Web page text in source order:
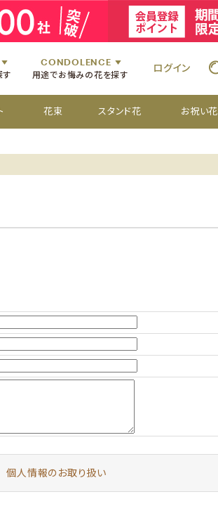
す
のお花
会のお花
CONDOLENCE
用途でお悔みの花を探す
お供え花
供え花
お彼岸のお供え花
供花[通夜・葬儀・告別式]
ログイン
花束 スタンド花 お祝い花
個人情報のお取り扱い